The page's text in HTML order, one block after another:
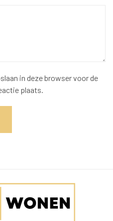
in deze browser voor de
plaats.